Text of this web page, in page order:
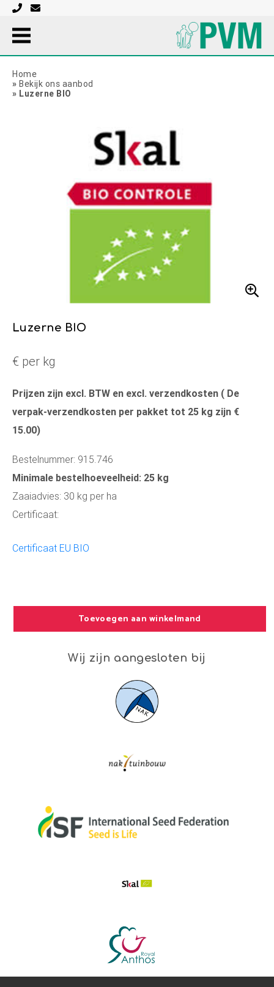
Home
» Bekijk ons aanbod
» Luzerne BIO
Luzerne BIO
€ per kg
Prijzen zijn excl. BTW en excl. verzendkosten ( De
verpak-verzendkosten per pakket tot 25 kg zijn €
15.00)
Bestelnummer: 915.746
Minimale bestelhoeveelheid: 25 kg
Zaaiadvies: 30 kg per ha
Certificaat:
Certificaat EU BIO
Toevoegen aan winkelmand
Wij zijn aangesloten bij